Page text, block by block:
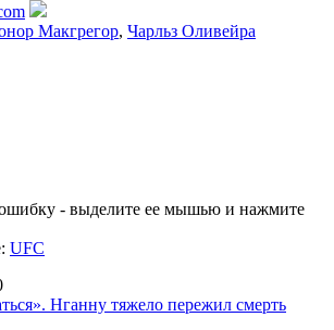
Макгрегор, Чарльз Оливейра
- выделите ее мышью и нажмите
: UFC
Нганну тяжело пережил смерть